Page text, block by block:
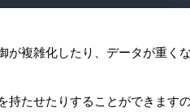
が複雑化したり、データが重
たせたりすることができます